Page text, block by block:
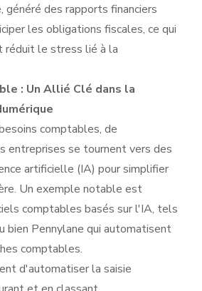
généré des rapports financiers
les obligations fiscales, ce qui
réduit le stress lié à la
: Un Allié Clé dans la
comptables, de
entreprises se tournent vers des
artificielle (IA) pour simplifier
Un exemple notable est
comptables basés sur l'IA, tels
bien Pennylane qui automatisent
comptables.
d'automatiser la saisie